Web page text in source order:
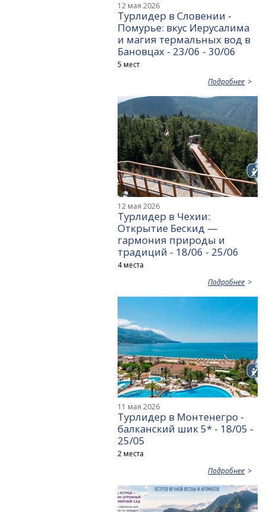
12 мая 2026
Турлидер в Словении -
Помурье: вкус Иерусалима
и магия термальных вод в
Бановцах - 23/06 - 30/06
5 мест
Подробнее
12 мая 2026
Турлидер в Чехии:
Открытие Бескид —
гармония природы и
традиций - 18/06 - 25/06
4 места
Подробнее
11 мая 2026
Турлидер в Монтенегро -
балканский шик 5* - 18/05 -
25/05
2 места
Подробнее